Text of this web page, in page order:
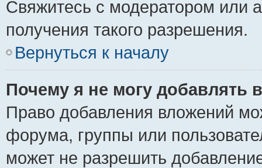
Свяжитесь с модератором или
получения такого разрешения.
Вернуться к началу
Почему я не могу добавлять
Право добавления вложений
форума, группы или
может не разрешить